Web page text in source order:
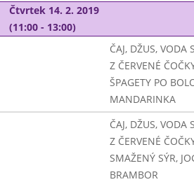
Čtvrtek 14. 2. 2019
(11:00 - 13:00)
ČAJ, DŽUS, VODA
Z ČERVENÉ
ŠPAGETY PO
MANDARINKA
ČAJ, DŽUS, VODA
Z ČERVENÉ
SMAŽENÝ SÝR,
BRAMBOR